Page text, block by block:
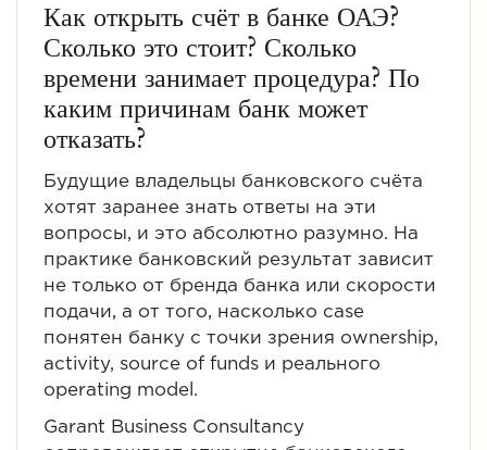
Как открыть счёт в банке ОАЭ?
Сколько это стоит? Сколько
времени занимает процедура? По
каким причинам банк может
отказать?
Будущие владельцы банковского счёта
хотят заранее знать ответы на эти
вопросы, и это абсолютно разумно. На
практике банковский результат зависит
не только от бренда банка или скорости
подачи, а от того, насколько case
понятен банку с точки зрения ownership,
activity, source of funds и реального
operating model.
Garant Business Consultancy